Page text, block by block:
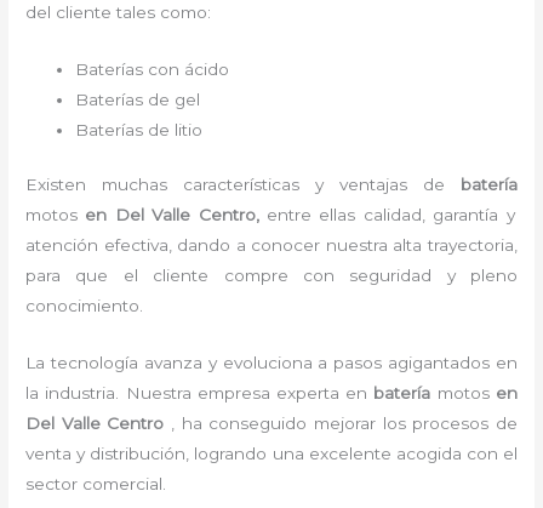
del cliente tales como:
Baterías con ácido
Baterías de gel
Baterías de litio
Existen muchas características y ventajas de batería
motos en Del Valle Centro, entre ellas calidad, garantía y
atención efectiva, dando a conocer nuestra alta trayectoria,
para que el cliente compre con seguridad y pleno
conocimiento.
La tecnología avanza y evoluciona a pasos agigantados en
la industria. Nuestra empresa experta en batería motosen
Del Valle Centro
, ha conseguido mejorar los procesos de
venta y distribución, logrando una excelente acogida con el
sector comercial.